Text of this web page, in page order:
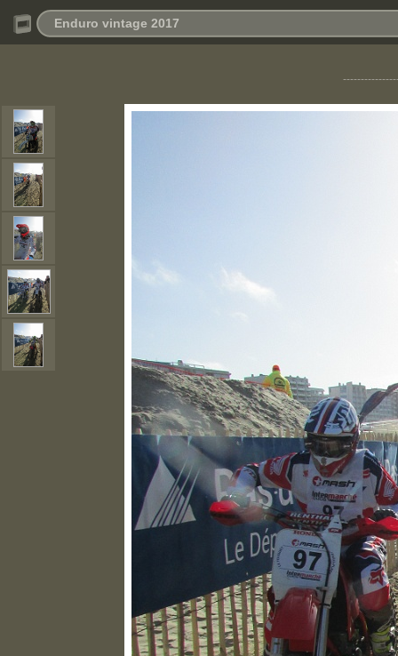
Enduro vintage 2017